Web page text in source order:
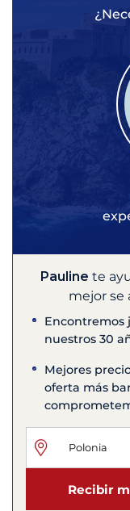
Pauline te
mejor se
Encontremos
nuestros 30
Mejores
oferta más
Recibir